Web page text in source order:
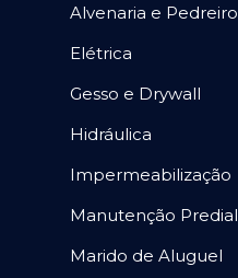
Alvenaria e Pedreiro
Elétrica
Gesso e Drywall
Hidráulica
Impermeabilização
Manutenção Predial
Marido de Aluguel